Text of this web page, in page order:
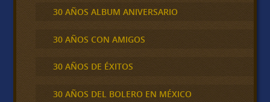
30 AÑOS ALBUM ANIVERSARIO
30 AÑOS CON AMIGOS
30 AÑOS DE ÉXITOS
30 AÑOS DEL BOLERO EN MÉXICO